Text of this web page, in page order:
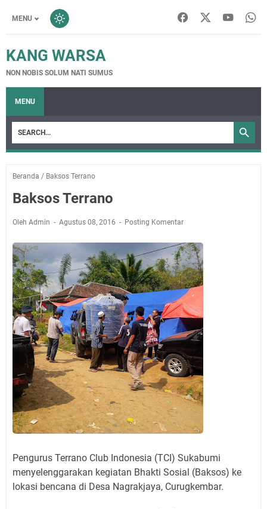
MENU
KANG WARSA
NON NOBIS SOLUM NATI SUMUS
MENU
Beranda / Baksos Terrano
Baksos Terrano
Oleh Admin Agustus 08, 2016 Posting Komentar
Pengurus Terrano Club Indonesia (TCI) Sukabumi
menyelenggarakan kegiatan Bhakti Sosial (Baksos) ke
lokasi bencana di Desa Nagrakjaya, Curugkembar.